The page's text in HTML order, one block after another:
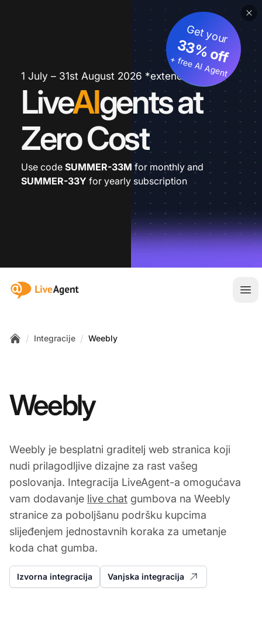
1 July – 31st August 2026 *extended
LiveAIgents at
Zero Cost
Get your
33% off
+ free AI Agent
Use code SUMMER-33M for monthly and
SUMMER-33Y for yearly subscription
:site.title
/ Integracije / Weebly
Weebly
Weebly je besplatni graditelj web stranica koji
nudi prilagodljive dizajne za rast vašeg
poslovanja. Integracija LiveAgent-a omogućava
vam dodavanje live chat gumbova na Weebly
stranice za poboljšanu podršku kupcima
slijeđenjem jednostavnih koraka za umetanje
koda chat gumba.
Izvorna integracija Vanjska integracija